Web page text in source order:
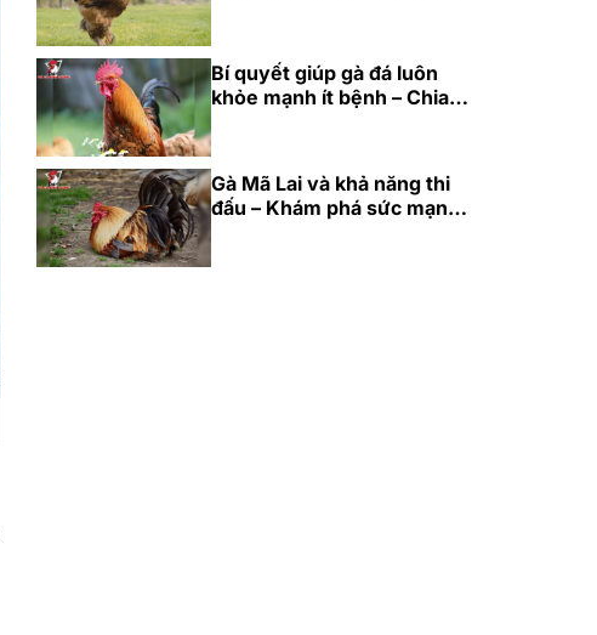
Bí quyết giúp gà đá luôn
khỏe mạnh ít bệnh – Chia
Gà Mã Lai và khả năng thi
đấu – Khám phá sức mạnh